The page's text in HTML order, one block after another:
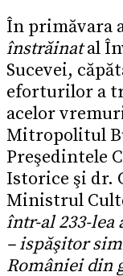
În primăvara
înstrăinatal
Sucevei,
eforturilor a
acelor
Mitropolitul
Preşedintele
Istorice şi dr.
Ministrul
într-al 233-lea
– ispăşitor
României din